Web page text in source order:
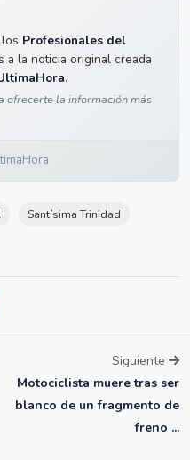
Profesionales del
a la noticia original creada
.
ofrecerte la información más
Santísima Trinidad
Siguiente
Motociclista muere tras ser
blanco de un fragmento de
freno ...